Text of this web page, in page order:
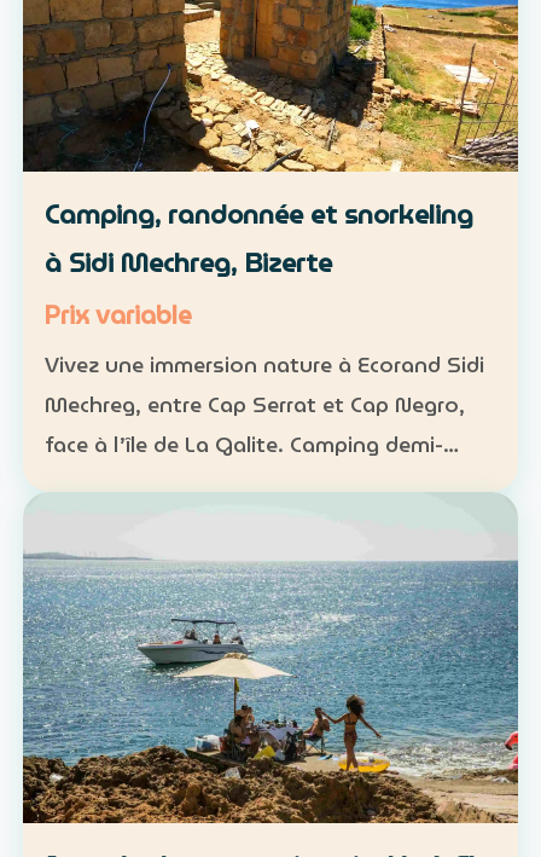
Camping, randonnée et snorkeling
à Sidi Mechreg, Bizerte
Prix variable
Vivez une immersion nature à Ecorand Sidi
Mechreg, entre Cap Serrat et Cap Negro,
face à l’île de La Galite. Camping demi-
pension : 65 DT Camping pension complète
déjeuner : 120 DT…